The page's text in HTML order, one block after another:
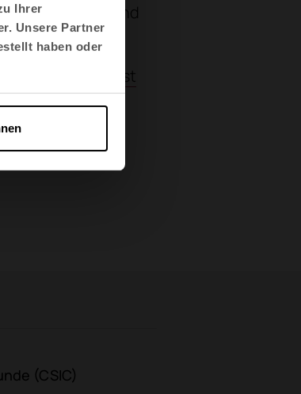
Ihrer
Unsere Partner
haben oder
Hockern und
Twist
die Stühle
(CSIC)